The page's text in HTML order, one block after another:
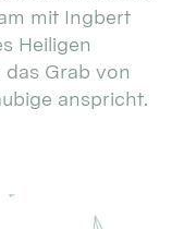
mit Ingbert
Heiligen
Grab von
anspricht.